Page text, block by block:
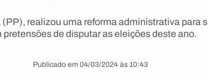
realizou uma reforma administrativa para
pretensões de disputar as eleições deste ano.
Publicado em 04/03/2024 às 10:43